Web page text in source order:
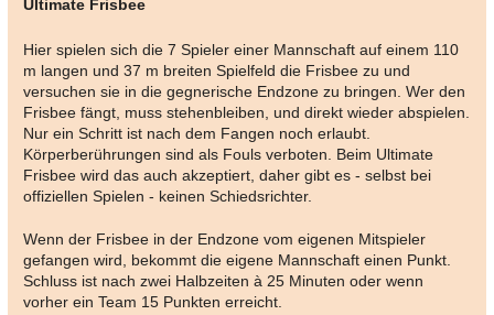
Ultimate Frisbee
Hier spielen sich die 7 Spieler einer Mannschaft auf einem 110
m langen und 37 m breiten Spielfeld die Frisbee zu und
versuchen sie in die gegnerische Endzone zu bringen. Wer den
Frisbee fängt, muss stehenbleiben, und direkt wieder abspielen.
Nur ein Schritt ist nach dem Fangen noch erlaubt.
Körperberührungen sind als Fouls verboten. Beim Ultimate
Frisbee wird das auch akzeptiert, daher gibt es - selbst bei
offiziellen Spielen - keinen Schiedsrichter.
Wenn der Frisbee in der Endzone vom eigenen Mitspieler
gefangen wird, bekommt die eigene Mannschaft einen Punkt.
Schluss ist nach zwei Halbzeiten à 25 Minuten oder wenn
vorher ein Team 15 Punkten erreicht.